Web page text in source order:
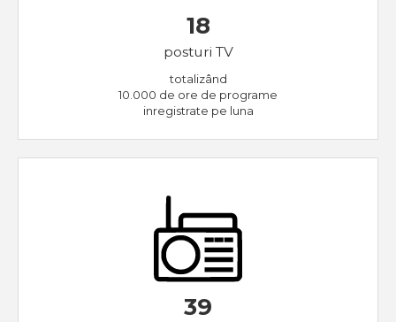
18
posturi TV
totalizând
10.000 de ore de programe
inregistrate pe luna
39